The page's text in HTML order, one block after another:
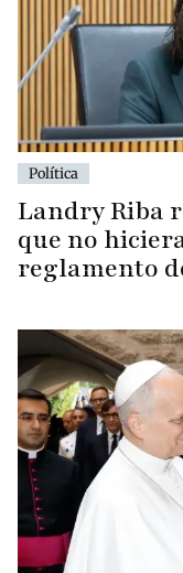
Política
Landry Riba
que no
reglamento